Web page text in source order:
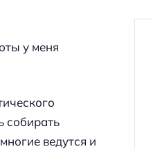
у меня
собирать
ведутся и